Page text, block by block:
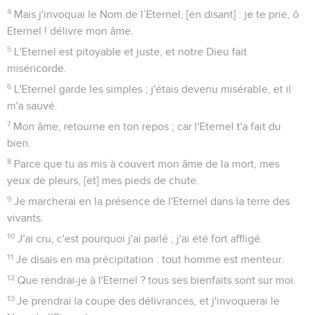
4 Mais j'invoquai le Nom de l’Eternel, [en disant] : je te prie, ô
Eternel ! délivre mon âme.
5 L'Eternel est pitoyable et juste, et notre Dieu fait
miséricorde.
6 L'Eternel garde les simples ; j'étais devenu misérable, et il
m'a sauvé.
7 Mon âme, retourne en ton repos ; car l'Eternel t'a fait du
bien.
8 Parce que tu as mis à couvert mon âme de la mort, mes
yeux de pleurs, [et] mes pieds de chute.
9 Je marcherai en la présence de l'Eternel dans la terre des
vivants.
10 J'ai cru, c'est pourquoi j'ai parlé ; j'ai été fort affligé.
11 Je disais en ma précipitation : tout homme est menteur.
12 Que rendrai-je à l'Eternel ? tous ses bienfaits sont sur moi.
13 Je prendrai la coupe des délivrances, et j'invoquerai le